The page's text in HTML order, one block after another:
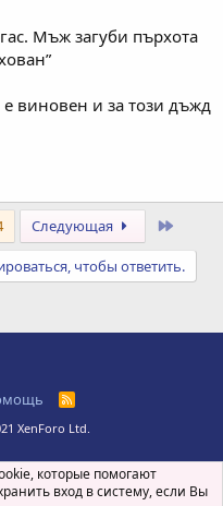
Мъж загуби пърхота
виновен и за този дъжд
Следующая
чтобы ответить.
R
S
XenForo Ltd.
которые помогают
вход в систему, если Вы